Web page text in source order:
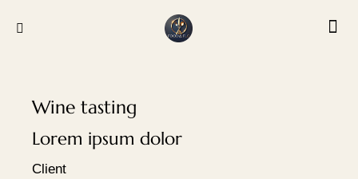
Wine tasting
Lorem ipsum dolor
Client